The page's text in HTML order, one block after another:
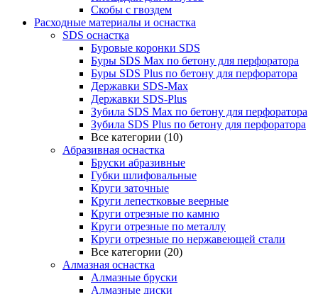
Скобы с гвоздем
Расходные материалы и оснастка
SDS оснастка
Буровые коронки SDS
Буры SDS Max по бетону для перфоратора
Буры SDS Plus по бетону для перфоратора
Державки SDS-Max
Державки SDS-Plus
Зубила SDS Mах по бетону для перфоратора
Зубила SDS Plus по бетону для перфоратора
Все категории (10)
Абразивная оснастка
Бруски абразивные
Губки шлифовальные
Круги заточные
Круги лепестковые веерные
Круги отрезные по камню
Круги отрезные по металлу
Круги отрезные по нержавеющей стали
Все категории (20)
Алмазная оснастка
Алмазные бруски
Алмазные диски